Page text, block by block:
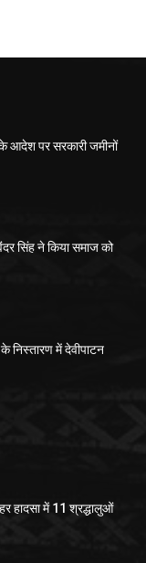
पर सरकारी जमीनों
सिंह ने किया समाज को
निस्तारण में देवीपाटन
हादसा में 11 श्रद्धालुओं